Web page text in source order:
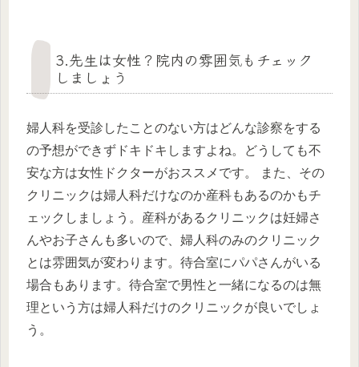
3.先生は女性？院内の雰囲気もチェック
しましょう
婦人科を受診したことのない方はどんな診察をする
の予想ができずドキドキしますよね。どうしても不
安な方は女性ドクターがおススメです。 また、その
クリニックは婦人科だけなのか産科もあるのかもチ
ェックしましょう。産科があるクリニックは妊婦さ
んやお子さんも多いので、婦人科のみのクリニック
とは雰囲気が変わります。待合室にパパさんがいる
場合もあります。待合室で男性と一緒になるのは無
理という方は婦人科だけのクリニックが良いでしょ
う。